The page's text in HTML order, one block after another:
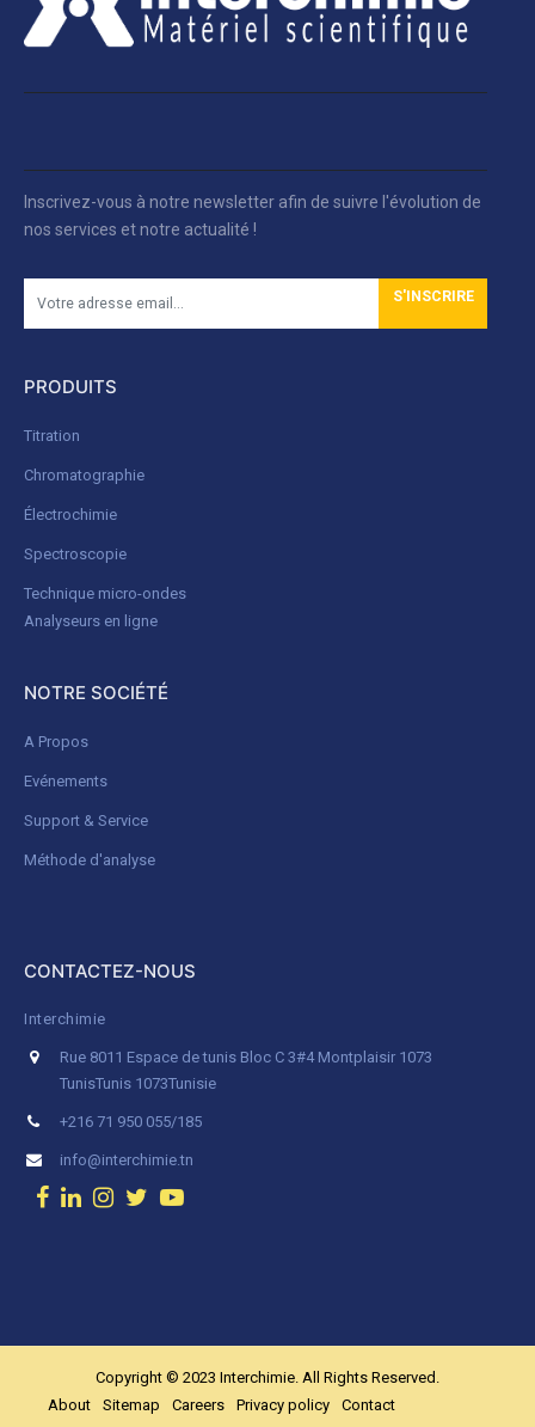
Inscrivez-vous à notre newsletter afin de suivre l'évolution de
nos services et notre actualité !
S'INSCRIRE
PRODUITS
Titration
Chromatographie
Électrochimie
Spectroscopie
Technique micro-ondes
Analyseurs en ligne
NOTRE SOCIÉTÉ
A Propos
Evénements
Support & Service
Méthode d'analyse
CONTACTEZ-NOUS
Interchimie
Rue 8011 Espace de tunis Bloc C 3#4 Montplaisir 1073
TunisTunis 1073Tunisie
+216 71 950 055/185
info@interchimie.tn
Copyright © 2023 Interchimie. All Rights Reserved.
About
Sitemap Careers Privacy policy Contact